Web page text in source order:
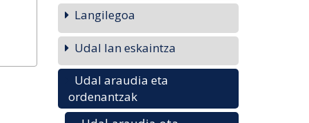
Langilegoa
Udal lan eskaintza
Udal araudia eta
ordenantzak